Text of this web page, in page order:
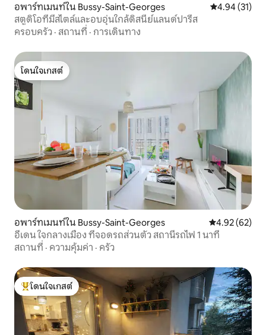
อพาร์ทเมนท์ใน Bussy-Saint-Georges คะแนนเฉลี่ย
4.94 (31)
สตูดิโอที่มีสไตล์และอบอุ่นใกล้ดิสนีย์แลนด์ปารีส
ครอบครัว · สถานที่ · การเดินทาง
โดนใจเกสต์
โดนใจเกสต์
อพาร์ทเมนท์ใน Bussy-Saint-Georges คะแนนเฉลี่ย
4.92 (62)
อีเดน ใจกลางเมือง ที่จอดรถส่วนตัว สถานีรถไฟ 1 นาที
สถานที่ · ความคุ้มค่า · ครัว
โดนใจเกสต์ที่สุด
โดนใจเกสต์